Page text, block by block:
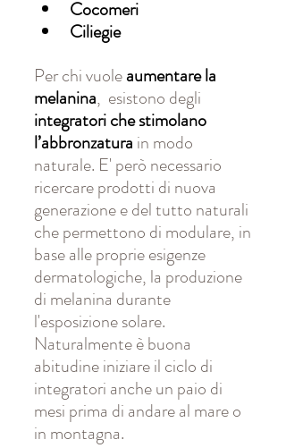
Cocomeri
Ciliegie
Per chi vuole aumentare la
melanina,  esistono degli
integratori che stimolano
l’abbronzatura in modo
naturale. E' però necessario
ricercare prodotti di nuova
generazione e del tutto naturali
che permettono di modulare, in
base alle proprie esigenze
dermatologiche, la produzione
di melanina durante
l'esposizione solare.
Naturalmente è buona
abitudine iniziare il ciclo di
integratori anche un paio di
mesi prima di andare al mare o
in montagna.